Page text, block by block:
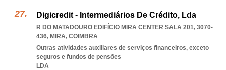
Digicredit - Intermediários De Crédito, Lda
R DO MATADOURO EDIFÍCIO MIRA CENTER SALA 201, 3070-
436, MIRA, COIMBRA
Outras atividades auxiliares de serviços financeiros, exceto
seguros e fundos de pensões
LDA